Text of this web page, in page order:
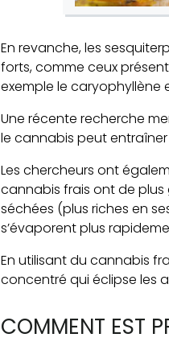
En revanche, les
forts, comme ceux
exemple le caryophyllène
Une récente recherche
le cannabis peut entraîner
Les chercheurs ont
cannabis frais ont de
séchées (plus riches en
s’évaporent plus
En utilisant du cannabis
concentré qui éclipse les
COMMENT EST